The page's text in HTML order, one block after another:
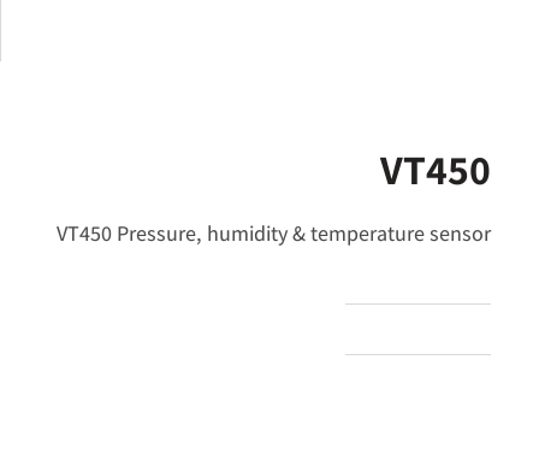
VT450
VT450 Pressure, humidity & temperature sensor